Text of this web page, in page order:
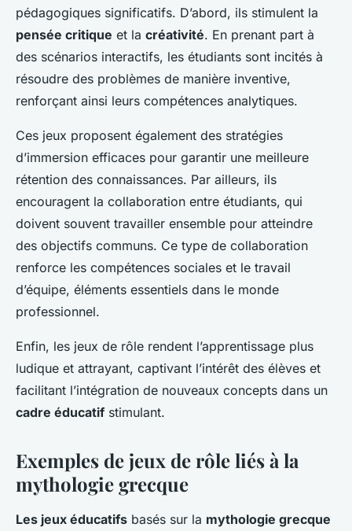
pédagogiques significatifs. D’abord, ils stimulent la
pensée critique et la créativité. En prenant part à
des scénarios interactifs, les étudiants sont incités à
résoudre des problèmes de manière inventive,
renforçant ainsi leurs compétences analytiques.
Ces jeux proposent également des stratégies
d’immersion efficaces pour garantir une meilleure
rétention des connaissances. Par ailleurs, ils
encouragent la collaboration entre étudiants, qui
doivent souvent travailler ensemble pour atteindre
des objectifs communs. Ce type de collaboration
renforce les compétences sociales et le travail
d’équipe, éléments essentiels dans le monde
professionnel.
Enfin, les jeux de rôle rendent l’apprentissage plus
ludique et attrayant, captivant l’intérêt des élèves et
facilitant l’intégration de nouveaux concepts dans un
cadre éducatif stimulant.
Exemples de jeux de rôle liés à la
mythologie grecque
Les jeux éducatifs basés sur la mythologie grecque